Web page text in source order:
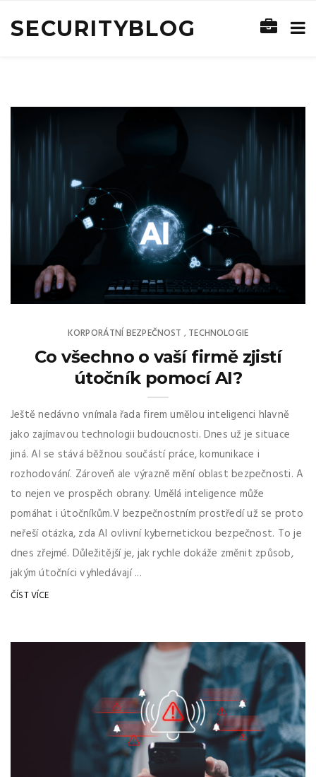
SECURITYBLOG
KORPORÁTNÍ BEZPEČNOST , TECHNOLOGIE
Co všechno o vaší firmě zjistí
útočník pomocí AI?
Ještě nedávno vnímala řada firem umělou inteligenci hlavně
jako zajímavou technologii budoucnosti. Dnes už je situace
jiná. AI se stává běžnou součástí práce, komunikace i
rozhodování. Zároveň ale výrazně mění oblast bezpečnosti. A
to nejen ve prospěch obrany. Umělá inteligence může
pomáhat i útočníkům.V bezpečnostním prostředí už se proto
neřeší otázka, zda AI ovlivní kybernetickou bezpečnost. To je
dnes zřejmé. Důležitější je, jak rychle dokáže změnit způsob,
jakým útočníci vyhledávají ...
ČÍST VÍCE